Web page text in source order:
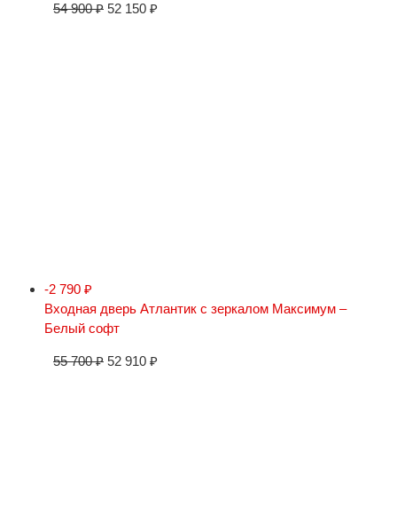
54 900₽ 52 150 ₽
-2 790 ₽
Входная дверь Атлантик с зеркалом Максимум –
Белый софт
55 700₽ 52 910 ₽